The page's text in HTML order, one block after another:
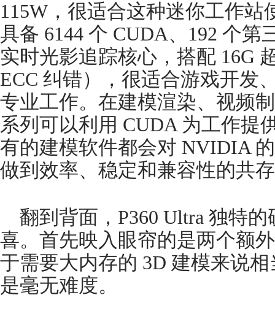
115W，很适合这种迷你工作
具备 6144 个 CUDA、192 个第
实时光影追踪核心，搭配 16G
ECC 纠错），很适合游戏开发
专业工作。在建模渲染、视频
系列可以利用 CUDA 为工作提
有的建模软件都会对 NVIDIA
做到效率、稳定和兼容性的共
翻到背面，P360 Ultra 独特
喜。首先映入眼帘的是两个额
于需要大内存的 3D 建模来说
是毫无难度。